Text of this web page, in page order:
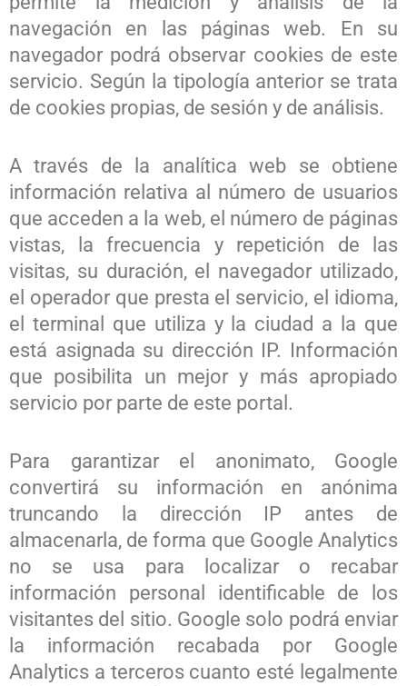
navegación en las páginas web. En su
navegador podrá observar cookies de este
servicio. Según la tipología anterior se trata
de cookies propias, de sesión y de análisis.
A través de la analítica web se obtiene
información relativa al número de usuarios
que acceden a la web, el número de páginas
vistas, la frecuencia y repetición de las
visitas, su duración, el navegador utilizado,
el operador que presta el servicio, el idioma,
el terminal que utiliza y la ciudad a la que
está asignada su dirección IP. Información
que posibilita un mejor y más apropiado
servicio por parte de este portal.
Para garantizar el anonimato, Google
convertirá su información en anónima
truncando la dirección IP antes de
almacenarla, de forma que Google Analytics
no se usa para localizar o recabar
información personal identificable de los
visitantes del sitio. Google solo podrá enviar
la información recabada por Google
Analytics a terceros cuanto esté legalmente